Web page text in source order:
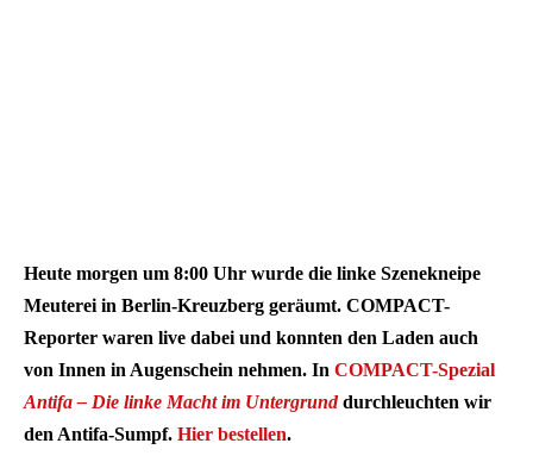
Heute morgen um 8:00 Uhr wurde die linke Szenekneipe
Meuterei in Berlin-Kreuzberg geräumt. COMPACT-
Reporter waren live dabei und konnten den Laden auch
von Innen in Augenschein nehmen. In COMPACT-Spezial
Antifa – Die linke Macht im Untergrunddurchleuchten wir
den Antifa-Sumpf. Hier bestellen.